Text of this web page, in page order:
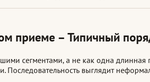
приеме – Типичный
сегментами, а не как одна длинная
Последовательность выглядит